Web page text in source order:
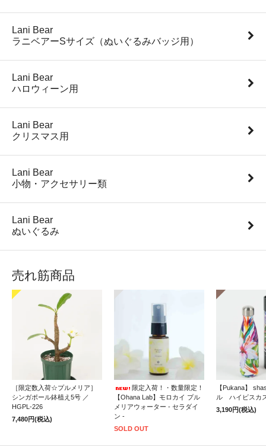
Lani Bear
ラニベアーSサイズ（ぬいぐるみバッジ用）
Lani Bear
ハロウィーン用
Lani Bear
クリスマス用
Lani Bear
小物・アクセサリー類
Lani Bear
ぬいぐるみ
売れ筋商品
［限定数入荷☆プルメリア］
シンガポール鉢植え5号 ／
HGPL-226
7,480円(税込)
限定入荷！・数量限定！
【Ohana Lab】モロカイ プル
メリアウォーター - セラダイ
ン -
SOLD OUT
【Pukana】
ル ハイビスカ
3,190円(税込)